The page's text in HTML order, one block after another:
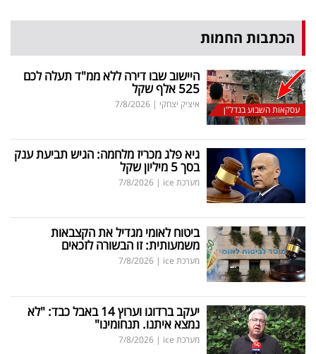
הכתבות החמות
עסקאות השבוע בנדל"ן
היישוב שבו דירה ללא ממ"ד תעלה לכם
525 אלף שקל
איציק יצחקי |
7/8/2026
גיא פלג מכריז מלחמה: הגיש תביעת ענק
בסך 5 מיליון שקל
מערכת ice |
7/8/2026
ביטוח לאומי מגדיל את הקצבאות
משמעותית: זו הבשורה לזכאים
מערכת ice |
7/8/2026
יעקב ברדוגו וערוץ 14 באבל כבד: "לא
נמצא איתנו. תנחומינו"
מערכת ice |
7/8/2026